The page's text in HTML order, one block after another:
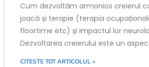
Cum dezvoltăm armonios creierul
joacă și terapie (terapia
floortime etc) și impactul lor
Dezvoltarea creierului este un
CITESTE TOT ARTICOLUL »